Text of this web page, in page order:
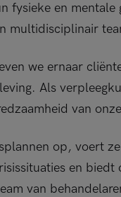
fysieke en
multidisciplinair
we ernaar
Als
van
op, voert
en
van